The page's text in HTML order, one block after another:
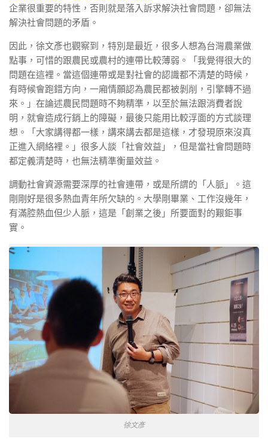
企業很重要的特性，否則就是落入訴求解決社會問題，卻無法
解決社會問題的矛盾。
因此，徐文彥也觀察到，特別是最近，很多人想為台灣農業做
點事，可惜的跟農民或農村的連帶比較薄弱。「我覺得很大的
問題在這裡。當這個連帶或是對社會的認識都不清楚的時候，
有時候會跑錯方向，一廂情願認為農民都被剝削，引擎轉不過
來。」在論述農民問題時不夠精準，以至於無法跟消費者說
明，就會造成行銷上的障礙，最後只能用比較浮面的方式談理
想。「大家講得都一樣，講來講去都是這樣，才發現原來沒真
正進入網絡裡。」很多人談「社會效益」，但是當社會問題時
都定義清楚時，也無法精準衡量效益。
調動社會資源需要深厚的社會連帶，或是所謂的「人脈」。這
剛剛好是很多熱血青年所欠缺的。大學剛畢業、工作沒幾年，
有滿腔熱血但少人脈，這是「創業之後」所要面對的艱鉅事
實。
徐文彥